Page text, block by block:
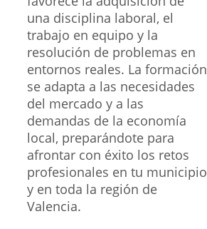
una disciplina laboral, el
trabajo en equipo y la
resolución de problemas en
entornos reales. La formación
se adapta a las necesidades
del mercado y a las
demandas de la economía
local, preparándote para
afrontar con éxito los retos
profesionales en tu municipio
y en toda la región de
Valencia.